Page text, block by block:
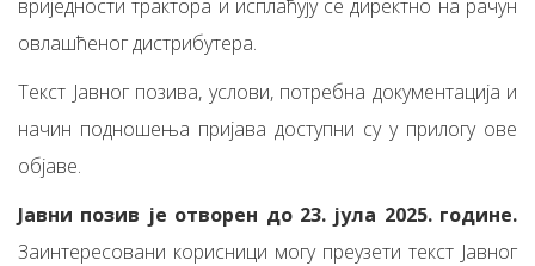
вриједности трактора и исплаћују се директно на рачун
овлашћеног дистрибутера.
Текст Јавног позива, услови, потребна документација и
начин подношења пријава доступни су у прилогу ове
објаве.
Јавни позив је отворен до 23. јула 2025. године.
Заинтересовани корисници могу преузети текст Јавног